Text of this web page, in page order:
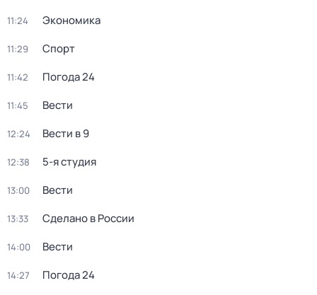
11:24 Экономика
11:29 Спорт
11:42 Погода 24
11:45 Вести
12:24 Вести в 9
12:38 5-я студия
13:00 Вести
13:33 Сделано в России
14:00 Вести
14:27 Погода 24